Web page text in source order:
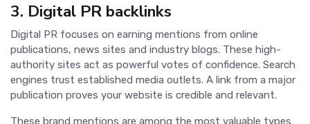
3. Digital PR backlinks
Digital PR focuses on earning mentions from online
publications, news sites and industry blogs. These high-
authority sites act as powerful votes of confidence. Search
engines trust established media outlets. A link from a major
publication proves your website is credible and relevant.